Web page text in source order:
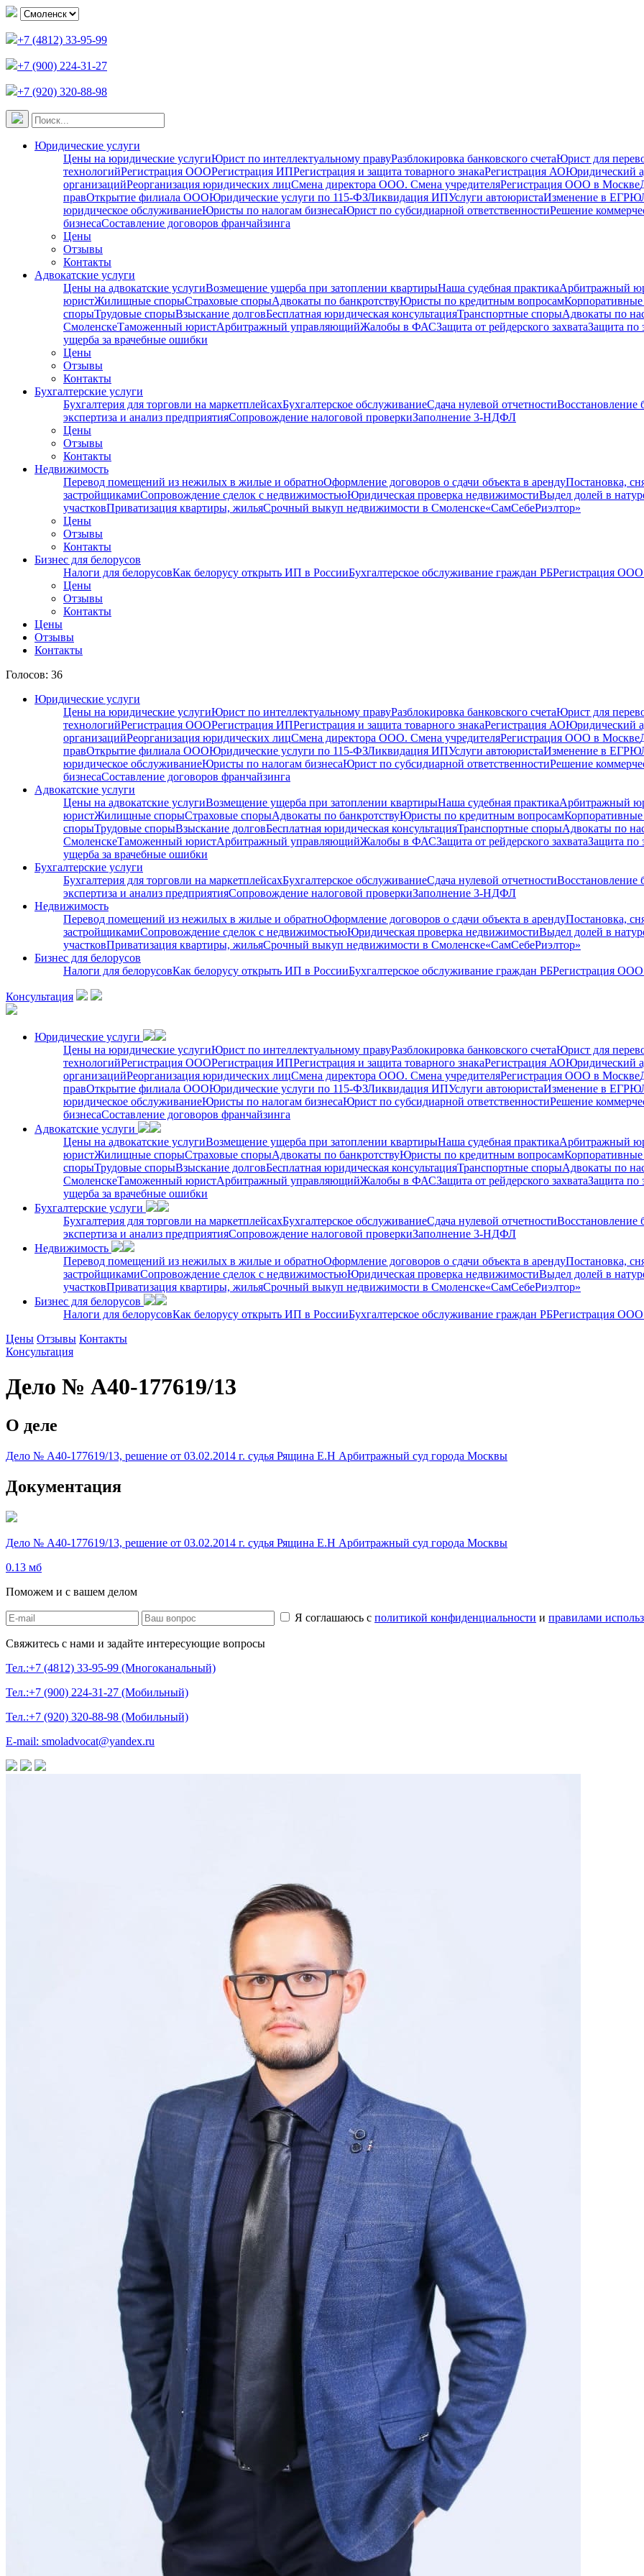
+7 (4812) 33-95-99
+7 (900) 224-31-27
+7 (920) 320-88-98
Юридические услуги
Цены на юридические услугиЮрист по интеллектуальному правуРазблокировка банковского счетаЮрист для
технологийРегистрация ОООРегистрация ИПРегистрация и защита товарного знакаРегистрация АОЮридический
организацийРеорганизация юридических лицСмена директора ООО. Смена учредителяРегистрация ООО в Москве
правОткрытие филиала ОООЮридические услуги по 115-ФЗЛиквидация ИПУслуги автоюристаИзменение в
юридическое обслуживаниеЮристы по налогам бизнесаЮрист по субсидиарной ответственностиРешение
бизнесаСоставление договоров франчайзинга
Цены
Отзывы
Контакты
Адвокатские услуги
Цены на адвокатские услугиВозмещение ущерба при затоплении квартирыНаша судебная практикаАрбитражный
юристЖилищные спорыСтраховые спорыАдвокаты по банкротствуЮристы по кредитным вопросам
спорыТрудовые спорыВзыскание долговБесплатная юридическая консультацияТранспортные спорыАдвокаты по
СмоленскеТаможенный юристАрбитражный управляющийЖалобы в ФАСЗащита от рейдерского захватаЗащита по
ущерба за врачебные ошибки
Цены
Отзывы
Контакты
Бухгалтерские услуги
Бухгалтерия для торговли на маркетплейсахБухгалтерское обслуживаниеСдача нулевой отчетностиВосстановление
экспертиза и анализ предприятияСопровождение налоговой проверкиЗаполнение 3-НДФЛ
Цены
Отзывы
Контакты
Недвижимость
Перевод помещений из нежилых в жилые и обратноОформление договоров о сдачи объекта в арендуПостановка,
застройщикамиСопровождение сделок с недвижимостьюЮридическая проверка недвижимостиВыдел долей в
участковПриватизация квартиры, жильяСрочный выкуп недвижимости в Cмоленске«СамСебеРиэлтор»
Цены
Отзывы
Контакты
Бизнес для белорусов
Налоги для белорусовКак белорусу открыть ИП в РоссииБухгалтерское обслуживание граждан РБРегистрация ООО
Цены
Отзывы
Контакты
Цены
Отзывы
Контакты
Голосов: 36
Юридические услуги
Цены на юридические услугиЮрист по интеллектуальному правуРазблокировка банковского счетаЮрист для
технологийРегистрация ОООРегистрация ИПРегистрация и защита товарного знакаРегистрация АОЮридический
организацийРеорганизация юридических лицСмена директора ООО. Смена учредителяРегистрация ООО в Москве
правОткрытие филиала ОООЮридические услуги по 115-ФЗЛиквидация ИПУслуги автоюристаИзменение в
юридическое обслуживаниеЮристы по налогам бизнесаЮрист по субсидиарной ответственностиРешение
бизнесаСоставление договоров франчайзинга
Адвокатские услуги
Цены на адвокатские услугиВозмещение ущерба при затоплении квартирыНаша судебная практикаАрбитражный
юристЖилищные спорыСтраховые спорыАдвокаты по банкротствуЮристы по кредитным вопросам
спорыТрудовые спорыВзыскание долговБесплатная юридическая консультацияТранспортные спорыАдвокаты по
СмоленскеТаможенный юристАрбитражный управляющийЖалобы в ФАСЗащита от рейдерского захватаЗащита по
ущерба за врачебные ошибки
Бухгалтерские услуги
Бухгалтерия для торговли на маркетплейсахБухгалтерское обслуживаниеСдача нулевой отчетностиВосстановление
экспертиза и анализ предприятияСопровождение налоговой проверкиЗаполнение 3-НДФЛ
Недвижимость
Перевод помещений из нежилых в жилые и обратноОформление договоров о сдачи объекта в арендуПостановка,
застройщикамиСопровождение сделок с недвижимостьюЮридическая проверка недвижимостиВыдел долей в
участковПриватизация квартиры, жильяСрочный выкуп недвижимости в Cмоленске«СамСебеРиэлтор»
Бизнес для белорусов
Налоги для белорусовКак белорусу открыть ИП в РоссииБухгалтерское обслуживание граждан РБРегистрация ООО
Консультация
Юридические услуги
Цены на юридические услугиЮрист по интеллектуальному правуРазблокировка банковского счетаЮрист для
технологийРегистрация ОООРегистрация ИПРегистрация и защита товарного знакаРегистрация АОЮридический
организацийРеорганизация юридических лицСмена директора ООО. Смена учредителяРегистрация ООО в Москве
правОткрытие филиала ОООЮридические услуги по 115-ФЗЛиквидация ИПУслуги автоюристаИзменение в
юридическое обслуживаниеЮристы по налогам бизнесаЮрист по субсидиарной ответственностиРешение
бизнесаСоставление договоров франчайзинга
Адвокатские услуги
Цены на адвокатские услугиВозмещение ущерба при затоплении квартирыНаша судебная практикаАрбитражный
юристЖилищные спорыСтраховые спорыАдвокаты по банкротствуЮристы по кредитным вопросам
спорыТрудовые спорыВзыскание долговБесплатная юридическая консультацияТранспортные спорыАдвокаты по
СмоленскеТаможенный юристАрбитражный управляющийЖалобы в ФАСЗащита от рейдерского захватаЗащита по
ущерба за врачебные ошибки
Бухгалтерские услуги
Бухгалтерия для торговли на маркетплейсахБухгалтерское обслуживаниеСдача нулевой отчетностиВосстановление
экспертиза и анализ предприятияСопровождение налоговой проверкиЗаполнение 3-НДФЛ
Недвижимость
Перевод помещений из нежилых в жилые и обратноОформление договоров о сдачи объекта в арендуПостановка,
застройщикамиСопровождение сделок с недвижимостьюЮридическая проверка недвижимостиВыдел долей в
участковПриватизация квартиры, жильяСрочный выкуп недвижимости в Cмоленске«СамСебеРиэлтор»
Бизнес для белорусов
Налоги для белорусовКак белорусу открыть ИП в РоссииБухгалтерское обслуживание граждан РБРегистрация ООО
Цены Отзывы Контакты
Консультация
Дело № А40-177619/13
О деле
Дело № А40-177619/13, решение от 03.02.2014 г. судья Рящина Е.Н Арбитражный суд города Москвы
Документация
Дело № А40-177619/13, решение от 03.02.2014 г. судья Рящина Е.Н Арбитражный суд города Москвы
0.13 мб
Поможем и с вашем делом
Я соглашаюсь с политикой конфиденциальности и правилами
Свяжитесь с нами и задайте интересующие вопросы
Тел.:+7 (4812) 33-95-99 (Многоканальный)
Тел.:+7 (900) 224-31-27 (Мобильный)
Тел.:+7 (920) 320-88-98 (Мобильный)
E-mail: smoladvocat@yandex.ru